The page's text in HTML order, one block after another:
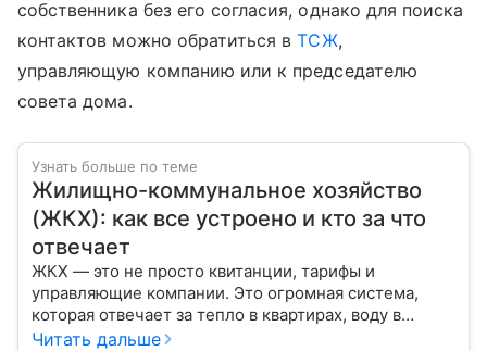
собственника без его согласия, однако для поиска
контактов можно обратиться вТСЖ,
управляющую компанию или к председателю
совета дома.
Узнать больше по теме
Жилищно-коммунальное хозяйство
(ЖКХ): как все устроено и кто за что
отвечает
ЖКХ — это не просто квитанции, тарифы и
управляющие компании. Это огромная система,
которая отвечает за тепло в квартирах, воду в
кране, освещение улиц и чистоту во дворах.
Читать дальше